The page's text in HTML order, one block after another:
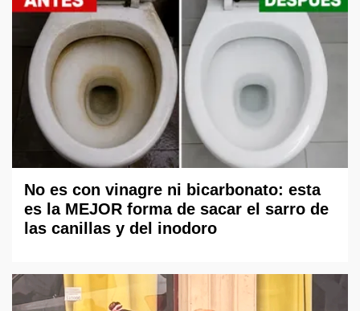
No es con vinagre ni bicarbonato: esta
es la MEJOR forma de sacar el sarro de
las canillas y del inodoro